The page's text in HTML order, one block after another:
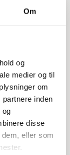
Om
og
medier og til
om
inden
og
disse
eller som
kan
på